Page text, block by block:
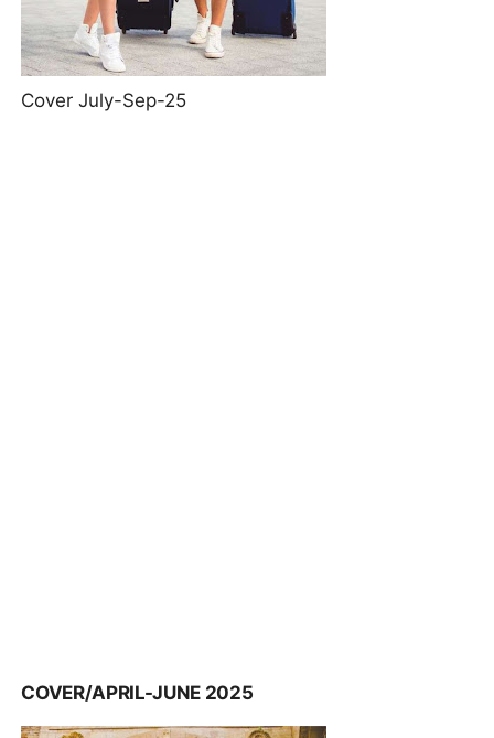
Cover July-Sep-25
COVER/APRIL-JUNE 2025